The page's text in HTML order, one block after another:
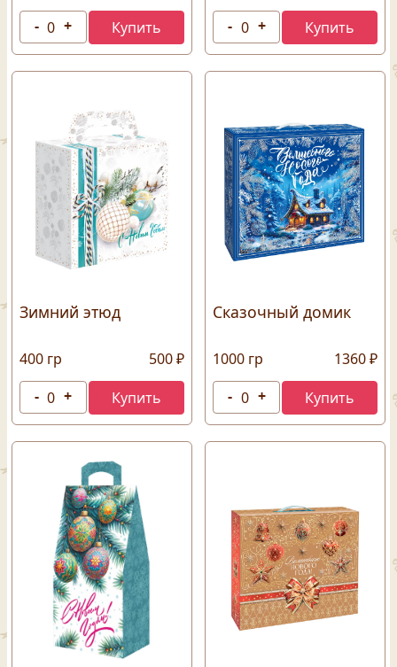
Зимний этюд
400 гр 500 ₽
Сказочный домик
1000 гр 1360 ₽